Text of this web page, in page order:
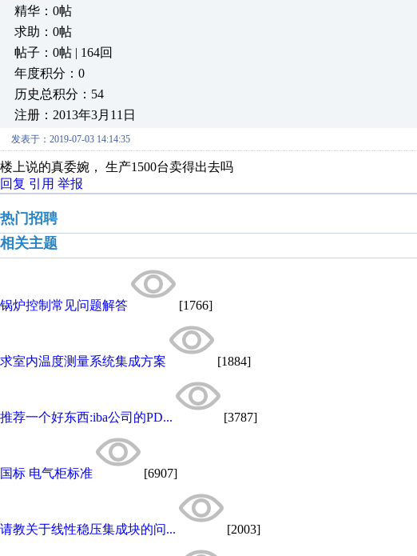
精华：0帖
求助：0帖
帖子：0帖 | 164回
年度积分：0
历史总积分：54
注册：2013年3月11日
发表于：2019-07-03 14:14:35
楼上说的真委婉， 生产1500台卖得出去吗
回复 引用 举报
热门招聘
相关主题
锅炉控制常见问题解答 [1766]
求室内温度测量系统集成方案 [1884]
推荐一个好东西:iba公司的PD... [3787]
国标 电气柜标准 [6907]
请教关于线性稳压集成块的问... [2003]